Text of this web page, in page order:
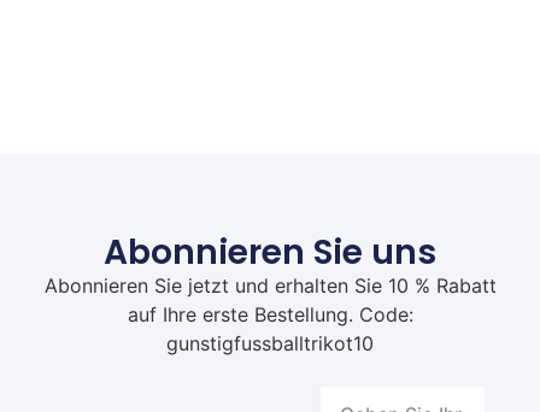
Abonnieren Sie uns
Abonnieren Sie jetzt und erhalten Sie 10 % Rabatt
auf Ihre erste Bestellung. Code:
gunstigfussballtrikot10